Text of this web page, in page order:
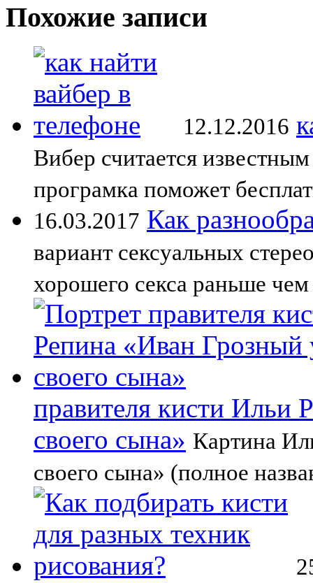
Похожие записи
12.12.2016
Вибер считается
програмка поможет
16.03.2017 Как
вариант сексуальных
хорошего секса раньше
правителя кисти Ильи
своего сына» Картина
своего сына» (полное